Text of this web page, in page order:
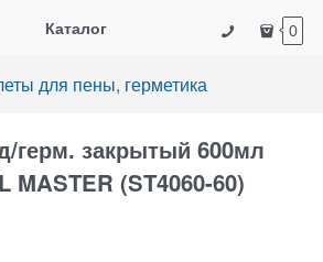
Каталог 0
для пены, герметика
герм. закрытый 600мл
MASTER (ST4060-60)